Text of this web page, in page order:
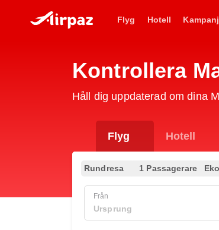
Flyg Hotell Kampanj
Kontrollera
Håll dig uppdaterad om dina
Flyg Hotell
Rundresa 1 Passagerare
Från